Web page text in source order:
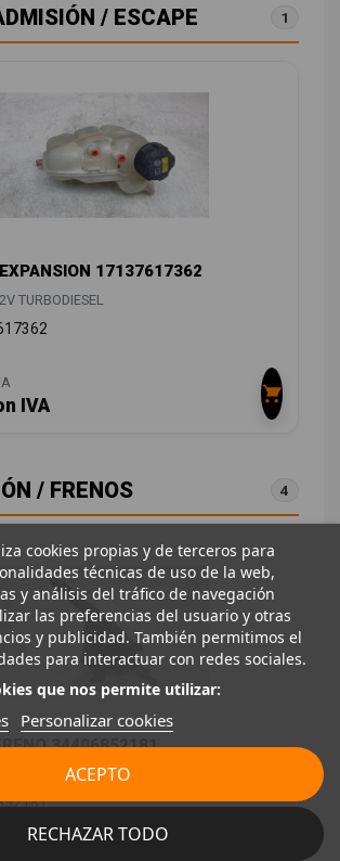
/ ESCAPE 1
17137617362
TURBODIESEL
IVA
/ FRENOS 4
34406852181
TURBODIESEL
cookies propias y de terceros para
técnicas de uso de la web,
y análisis del tráfico de navegación
las preferencias del usuario y otras
y publicidad. También permitimos el
para interactuar con redes sociales.
que nos permite utilizar:
Personalizar cookies
RECHAZAR TODO
ACEPTO